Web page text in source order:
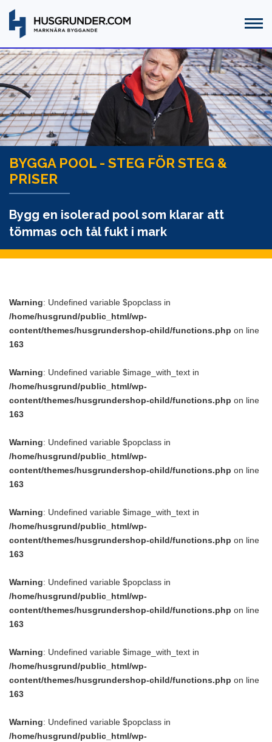
BYGGA POOL - STEG FÖR STEG &
PRISER
Bygg en isolerad pool som klarar att
tömmas och tål fukt i mark
Warning: Undefined variable $popclass in
/home/husgrund/public_html/wp-
content/themes/husgrundershop-child/functions.php on line
163
Warning: Undefined variable $image_with_text in
/home/husgrund/public_html/wp-
content/themes/husgrundershop-child/functions.php on line
163
Warning: Undefined variable $popclass in
/home/husgrund/public_html/wp-
content/themes/husgrundershop-child/functions.php on line
163
Warning: Undefined variable $image_with_text in
/home/husgrund/public_html/wp-
content/themes/husgrundershop-child/functions.php on line
163
Warning: Undefined variable $popclass in
/home/husgrund/public_html/wp-
content/themes/husgrundershop-child/functions.php on line
163
Warning: Undefined variable $image_with_text in
/home/husgrund/public_html/wp-
content/themes/husgrundershop-child/functions.php on line
163
Warning: Undefined variable $popclass in
/home/husgrund/public_html/wp-